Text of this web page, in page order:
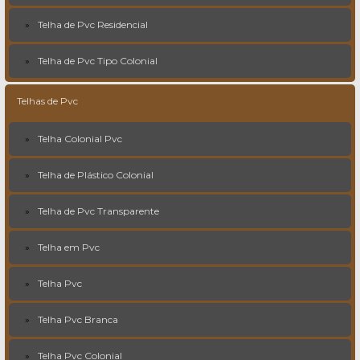
Telha de Pvc Residencial
Telha de Pvc Tipo Colonial
Telhas de Pvc
Telha Colonial Pvc
Telha de Plástico Colonial
Telha de Pvc Transparente
Telha em Pvc
Telha Pvc
Telha Pvc Branca
Telha Pvc Colonial